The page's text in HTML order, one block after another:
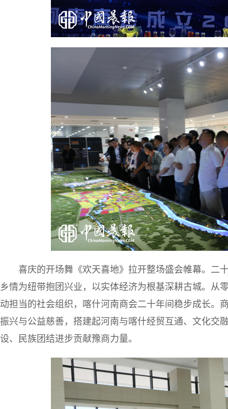
喜庆的开场舞《欢天喜地》拉开整场盛会帷幕。二
乡情为纽带抱团兴业，以实体经济为根基深耕古城。从
动担当的社会组织，喀什河南商会二十年间稳步成长。
振兴与公益慈善，搭建起河南与喀什经贸互通、文化交
设、民族团结进步贡献豫商力量。